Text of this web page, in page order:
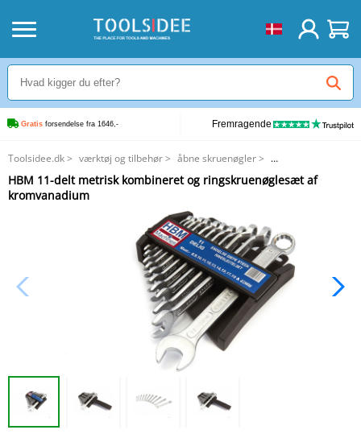
Gratis forsendelse fra 1646,- Fremragende
Toolsidee.dk> værktøj og tilbehør> åbne skruenøgler>
HBM 11-delt metrisk kombineret og ringskruenøglesæt af kromvanadium
HBM 11-delt metrisk kombineret og ringskruenøglesæt af
kromvanadium